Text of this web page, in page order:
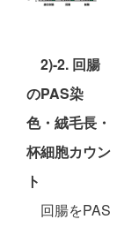
2)-2. 回腸
のPAS染
色・絨毛長・
杯細胞カウン
ト
回腸をPAS